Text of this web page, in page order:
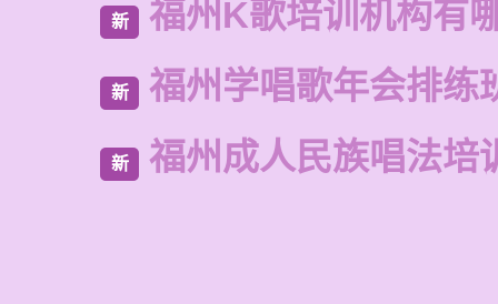
新 福州K歌培训机构有
新 福州学唱歌年会排练
新 福州成人民族唱法培